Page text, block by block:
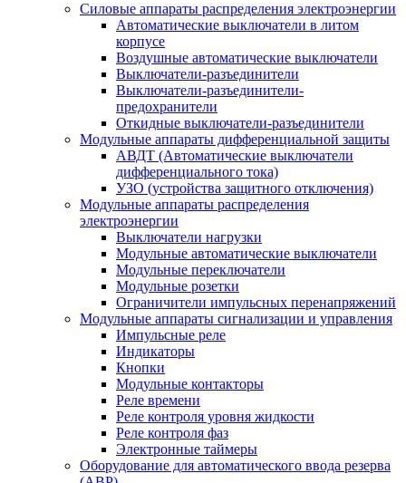
Силовые аппараты распределения электроэнергии
Автоматические выключатели в литом
корпусе
Воздушные автоматические выключатели
Выключатели-разъединители
Выключатели-разъединители-
предохранители
Откидные выключатели-разъединители
Модульные аппараты дифференциальной защиты
АВДТ (Автоматические выключатели
дифференциального тока)
УЗО (устройства защитного отключения)
Модульные аппараты распределения
электроэнергии
Выключатели нагрузки
Модульные автоматические выключатели
Модульные переключатели
Модульные розетки
Ограничители импульсных перенапряжений
Модульные аппараты сигнализации и управления
Импульсные реле
Индикаторы
Кнопки
Модульные контакторы
Реле времени
Реле контроля уровня жидкости
Реле контроля фаз
Электронные таймеры
Оборудование для автоматического ввода резерва